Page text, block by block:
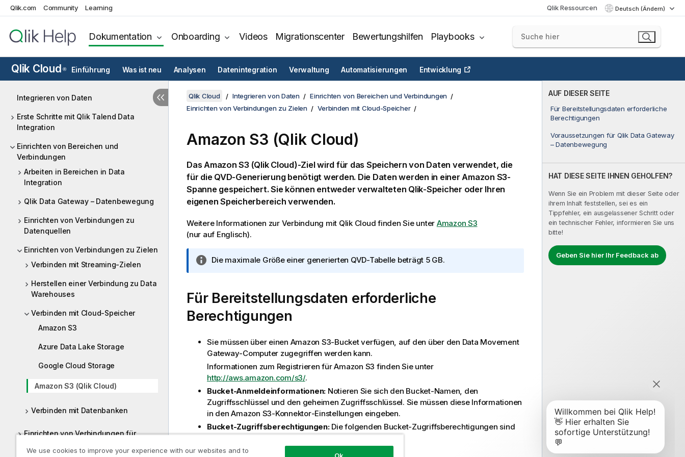
Qlik.com Community Learning Qlik Ressourcen Deutsch (Ändern)
Dokumentation Onboarding Videos Migrationscenter Bewertungshilfen Playbooks
Qlik Cloud ® Einführung Was ist neu Analysen Datenintegration Verwaltung Automatisierungen Entwicklung
Integrieren von Daten
Erste Schritte mit Qlik Talend Data
Integration
Einrichten von Bereichen und
Verbindungen
Arbeiten in Bereichen in Data
Integration
Qlik Data Gateway – Datenbewegung
Einrichten von Verbindungen zu
Datenquellen
Einrichten von Verbindungen zu Zielen
Verbinden mit Streaming-Zielen
Herstellen einer Verbindung zu Data
Warehouses
Verbinden mit Cloud-Speicher
Amazon S3
Azure Data Lake Storage
Google Cloud Storage
Amazon S3 (Qlik Cloud)
Verbinden mit Datenbanken
Einrichten von Verbindungen für
AUF DIESER SEITE
Für Bereitstellungsdaten erforderliche
Berechtigungen
Voraussetzungen für Qlik Data Gateway
– Datenbewegung
HAT DIESE SEITE IHNEN GEHOLFEN?
Wenn Sie ein Problem mit dieser Seite oder
ihrem Inhalt feststellen, sei es ein
Tippfehler, ein ausgelassener Schritt oder
ein technischer Fehler, informieren Sie uns
bitte!
Geben Sie hier Ihr Feedback ab
Qlik Cloud Integrieren von Daten
Einrichten von Bereichen und Verbindungen
Einrichten von Verbindungen zu Zielen
Verbinden mit Cloud-Speicher
Amazon S3 (Qlik Cloud)
Das Amazon S3 (Qlik Cloud)-Ziel wird für das Speichern von Daten verwendet, die
für die QVD-Generierung benötigt werden. Die Daten werden in einer Amazon S3-
Spanne gespeichert. Sie können entweder verwalteten Qlik-Speicher oder Ihren
eigenen Speicherbereich verwenden.
Weitere Informationen zur Verbindung mit Qlik Cloud finden Sie unter Amazon S3
(nur auf Englisch).
I
o
r
m
t
i
n
s
h
i
n
w
i
Die maximale Größe einer generierten QVD-Tabelle beträgt 5 GB.
Für Bereitstellungsdaten erforderliche
Berechtigungen
Sie müssen über einen Amazon S3-Bucket verfügen, auf den über den Data Movement
Gateway-Computer zugegriffen werden kann.
Informationen zum Registrieren für Amazon S3 finden Sie unter
http://aws.amazon.com/s3/.
Bucket-Anmeldeinformationen: Notieren Sie sich den Bucket-Namen, den
Zugriffsschlüssel und den geheimen Zugriffsschlüssel. Sie müssen diese Informationen
in den Amazon S3-Konnektor-Einstellungen eingeben.
Bucket-Zugriffsberechtigungen: Die folgenden Bucket-Zugriffsberechtigungen sind
We use cookies to improve your experience with our websites and to